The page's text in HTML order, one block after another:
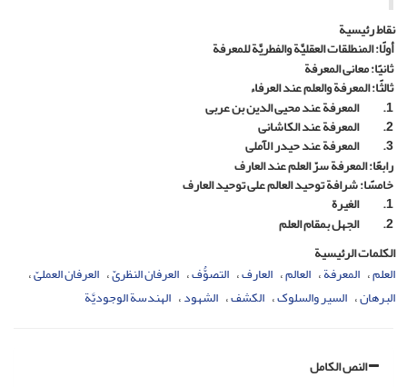
نقاط رئيسية
أولًا: المنطلقات العقلیَّة والفطریَّة للمعرفة
ثانیًا: معانی المعرفة
ثالثًا: المعرفة والعلم عند العرفاء
1. المعرفة عند محیی الدین بن عربی
2. المعرفة عند الکاشانی
3. المعرفة عند حیدر الآملی
رابعًا: المعرفة سرّ العلم عند العارف
خامسًا: شرافة توحید العالم على توحید العارف
1. الغیرة
2.
الجهل بمقام العلم
الكلمات الرئيسية
العلم المعرفة العالم العارف التصوُّف العرفان النظریّ العرفان العملیّ
البرهان السیر والسلوک الکشف الشهود الهندسة الوجودیَّة
النص الكامل